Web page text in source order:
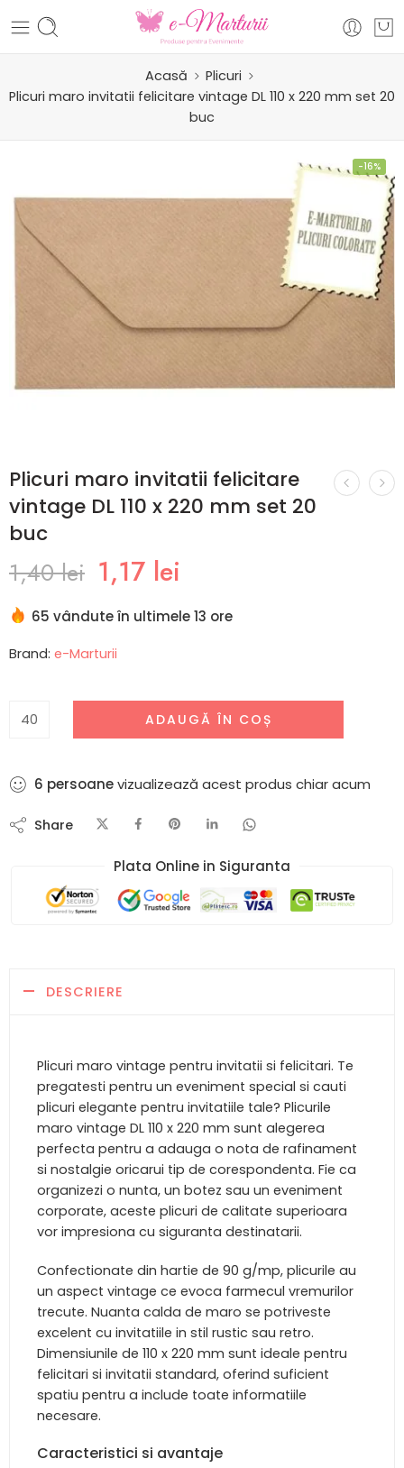
Acasă
Plicuri
Plicuri maro invitatii felicitare vintage DL 110 x 220 mm set 20
buc
-16%
Plicuri maro invitatii felicitare
vintage DL 110 x 220 mm set 20
buc
1,40lei 1,17 lei
65 vândute în ultimele 13 ore
Brand: e-Marturii
ADAUGĂ ÎN COȘ
6 persoanevizualizează acest produs chiar acum
Share
Plata Online in Siguranta​
DESCRIERE
Plicuri maro vintage pentru invitatii si felicitari. Te
pregatesti pentru un eveniment special si cauti
plicuri elegante pentru invitatiile tale? Plicurile
maro vintage DL 110 x 220 mm sunt alegerea
perfecta pentru a adauga o nota de rafinament
si nostalgie oricarui tip de corespondenta. Fie ca
organizezi o nunta, un botez sau un eveniment
corporate, aceste plicuri de calitate superioara
vor impresiona cu siguranta destinatarii.
Confectionate din hartie de 90 g/mp, plicurile au
un aspect vintage ce evoca farmecul vremurilor
trecute. Nuanta calda de maro se potriveste
excelent cu invitatiile in stil rustic sau retro.
Dimensiunile de 110 x 220 mm sunt ideale pentru
felicitari si invitatii standard, oferind suficient
spatiu pentru a include toate informatiile
necesare.
Caracteristici si avantaje